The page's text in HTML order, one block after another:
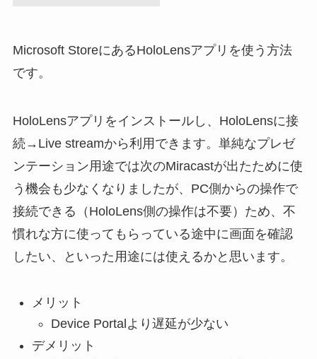
Microsoft StoreにあるHoloLensアプリを使う方法
です。
HoloLensアプリをインストールし、HoloLensに接
続→Live streamから利用できます。単純なプレゼ
ンテーション用途では次のMiracastが出たために使
う機会も少なくなりましたが、PC側からの操作で
接続できる（HoloLens側の操作は不要）ため、不
慣れな方に使ってもらっている途中に画面を確認
したい、といった用途には使えるかと思います。
メリット
Device Portalより遅延が少ない
デメリット